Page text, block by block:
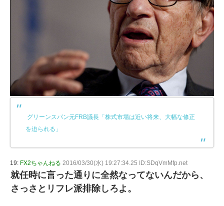
グリーンスパン元FRB議長「株式市場は近い将来、大幅な修正
を迫られる」
19: FX2ちゃんねる 2016/03/30(水) 19:27:34.25 ID:SDqVmMfp.net
就任時に言った通りに全然なってないんだから、
さっさとリフレ派排除しろよ。